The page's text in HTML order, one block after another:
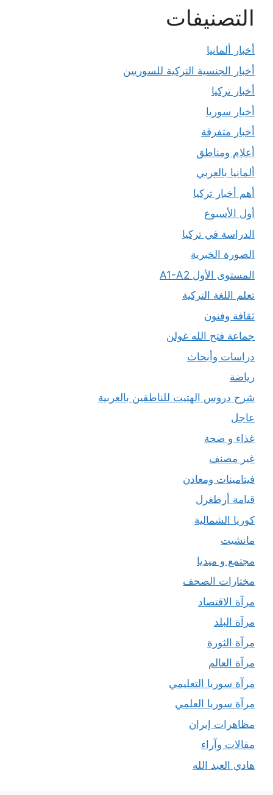
التصنيفات
أخبار ألمانيا
أخبار الجنسية التركية للسوريين
أخبار تركيا
أخبار سوريا
أخبار متفرقة
أعلام ومناطق
ألمانيا بالعربي
أهم أخبار تركيا
أول الأسبوع
الدراسة في تركيا
الصورة الخبرية
المستوى الأول A1-A2
تعلم اللغة التركية
ثقافة وفنون
جماعة فتح الله غولن
دراسات وأبحاث
رياضة
شرح دروس الهتيت للناطقين بالعربية
عاجل
غذاء و صحة
غير مصنف
فيتامينات ومعادن
قيامة أرطغرل
كوريا الشمالية
مانشيت
مجتمع و ميديا
مختارات الصحف
مرآة الاقتصاد
مرآة البلد
مرآة الثورة
مرآة العالم
مرآة سوريا التعليمي
مرآة سوريا العلمي
مظاهرات إيران
مقالات وآراء
هادي العبد الله